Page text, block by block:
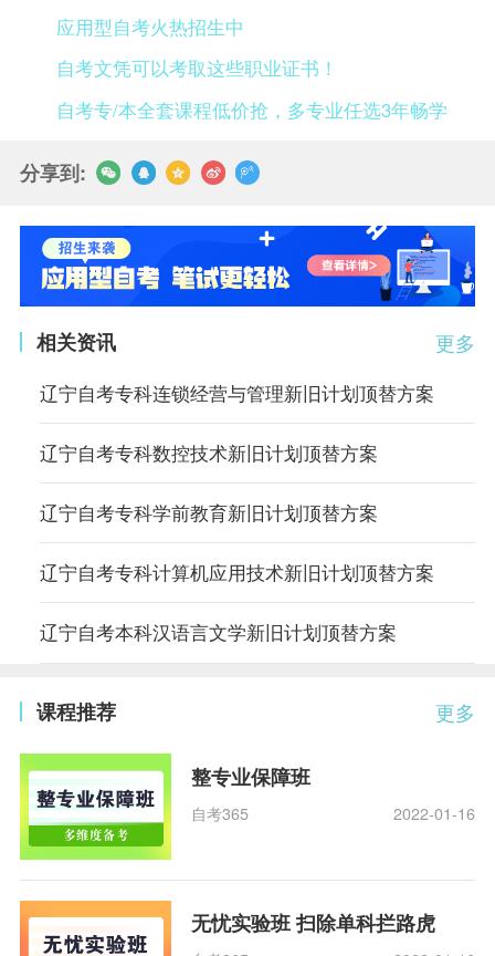
应用型自考火热招生中
自考文凭可以考取这些职业证书！
自考专/本全套课程低价抢，多专业任选3年畅学
分享到:
更多
相关资讯
辽宁自考专科连锁经营与管理新旧计划顶替方案
辽宁自考专科数控技术新旧计划顶替方案
辽宁自考专科学前教育新旧计划顶替方案
辽宁自考专科计算机应用技术新旧计划顶替方案
辽宁自考本科汉语言文学新旧计划顶替方案
更多
课程推荐
整专业保障班
自考365 2022-01-16
无忧实验班 扫除单科拦路虎